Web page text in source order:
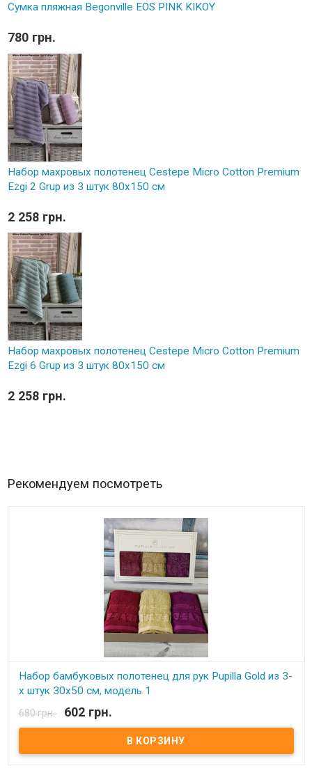
Сумка пляжная Begonville EOS PINK KIKOY
780 грн.
Набор махровых полотенец Cestepe Micro Cotton Premium
Ezgi 2 Grup из 3 штук 80х150 см
2 258 грн.
Набор махровых полотенец Cestepe Micro Cotton Premium
Ezgi 6 Grup из 3 штук 80х150 см
2 258 грн.
Рекомендуем посмотреть
Набор бамбуковых полотенец для рук Pupilla Gold из 3-
х штук 30х50 см, модель 1
В наличии
Набор бамбуковых полотенец для рук Pupilla Gold из 3-х штук
30х50 см, модель 1 Размер: 30х50 см - 3 штуки. Состав: махра,
100% бамбук Плотность: 550 г. кв.м. Упаковка: прозрачная
680 грн. 602 грн.